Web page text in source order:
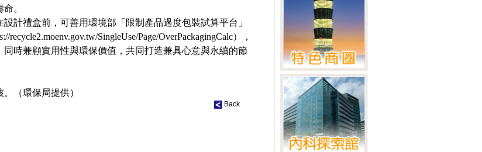
。
計禮盒前，可善用環境部「限制產品過度包裝試算平台」
recycle2.moenv.gov.tw/SingleUse/Page/OverPackagingCalc），
同時兼顧實用性與環保價值，共同打造兼具心意與永續的節
（環保局提供）
Back